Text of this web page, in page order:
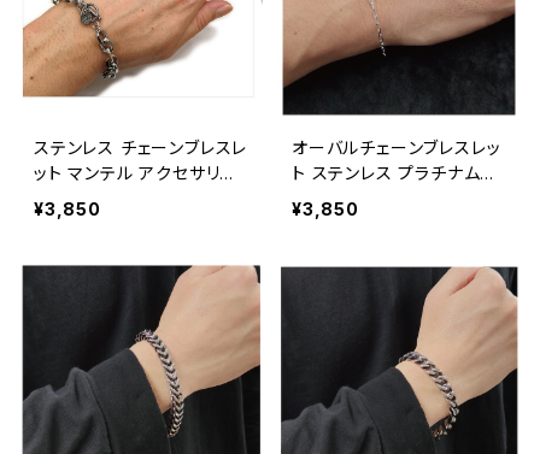
ステンレス チェーンブレスレ
ット マンテル アクセサリー
アメカジ アメリカン雑貨 /
STAINLESS CHAIN BRAC
¥3,850
オーバルチェーンブレスレッ
ト ステンレス プラチナムプ
レーテッド / STAINLESS C
HAIN BRACELET PLATIN
¥3,850